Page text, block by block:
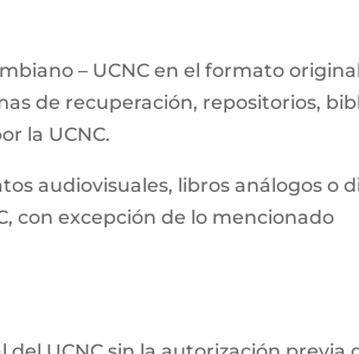
– UCNC en el formato
de recuperación, repositorios,
la UCNC.
audiovisuales, libros análogos o
con excepción de lo mencionado